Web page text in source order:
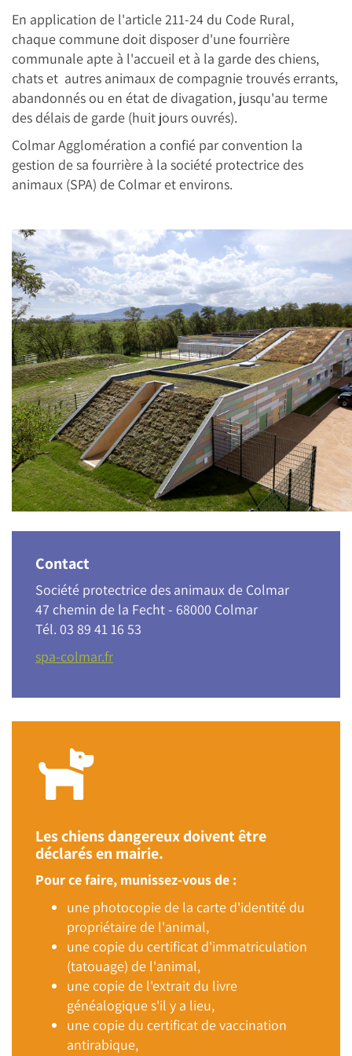
En application de l'article 211-24 du Code Rural,
chaque commune doit disposer d'une fourrière
communale apte à l'accueil et à la garde des chiens,
chats et autres animaux de compagnie trouvés errants,
abandonnés ou en état de divagation, jusqu'au terme
des délais de garde (huit jours ouvrés).
Colmar Agglomération a confié par convention la
gestion de sa fourrière à la société protectrice des
animaux (SPA) de Colmar et environs.
Contact
Société protectrice des animaux de Colmar
47 chemin de la Fecht - 68000 Colmar
Tél. 03 89 41 16 53
spa-colmar.fr
Les chiens dangereux doivent être
déclarés en mairie.
Pour ce faire, munissez-vous de :
une photocopie de la carte d'identité du
propriétaire de l'animal,
une copie du certificat d'immatriculation
(tatouage) de l'animal,
une copie de l'extrait du livre
généalogique s'il y a lieu,
une copie du certificat de vaccination
antirabique,